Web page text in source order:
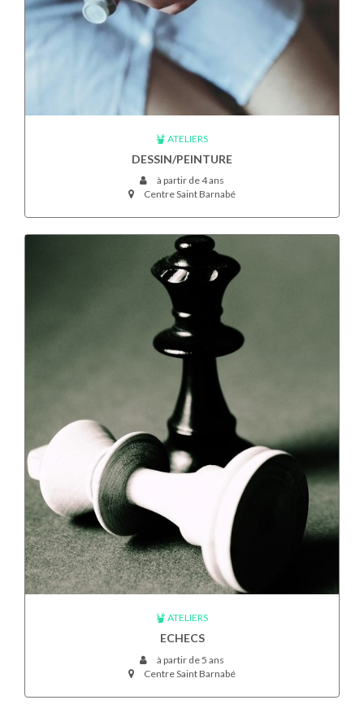
ATELIERS
DESSIN/PEINTURE
à partir de 4 ans
Centre Saint Barnabé
ATELIERS
ECHECS
à partir de 5 ans
Centre Saint Barnabé